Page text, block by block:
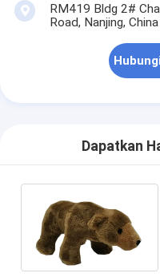
RM419 Bldg 2#
Road, Nanjing, China
Dapatkan